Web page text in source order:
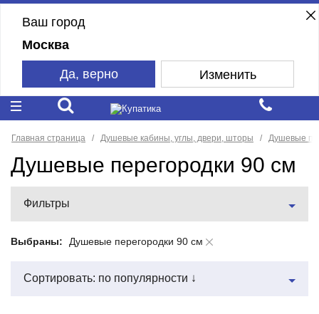
Ваш город
Москва
Да, верно Изменить
Главная страница Душевые кабины, углы, двери, шторы Душевые
Душевые перегородки 90 см
Фильтры
Выбраны: Душевые перегородки 90 см
Сортировать: по популярности ↓